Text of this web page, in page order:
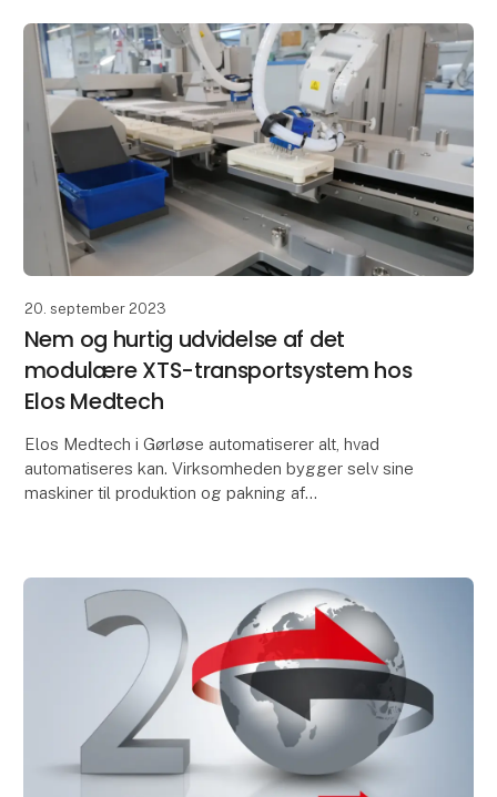
20. september 2023
Nem og hurtig udvidelse af det
modulære XTS-transportsystem hos
Elos Medtech
Elos Medtech i Gørløse automatiserer alt, hvad
automatiseres kan. Virksomheden bygger selv sine
maskiner til produktion og pakning af